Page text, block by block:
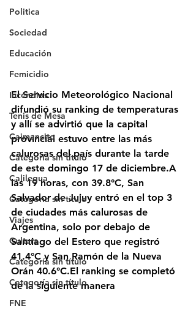
Politica
Sociedad
Educación
Femicidio
Incendios
Tenis de Mesa
Caimancito
Categoría sin título
Calilegua
Categoría sin título
Viajes
Cultura
Categoría sin título
Categoría sin título
FNE
El Servicio Meteorológico Nacional
difundió su ranking de temperaturas
y allí se advirtió que la capital
provincial estuvo entre las más
calurosas del país durante la tarde
de este domingo 17 de diciembre.A
las 19 horas, con 39.8°C, San
Salvador de Jujuy entró en el top 3
de ciudades más calurosas de
Argentina, solo por debajo de
Santiago del Estero que registró
41.4°C y San Ramón de la Nueva
Orán 40.6°C.El ranking se completó
de la siguiente manera